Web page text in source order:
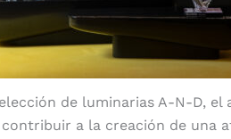
de luminarias A-N-D,
a la creación de una